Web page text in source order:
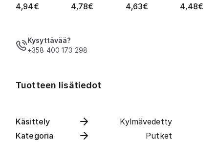
4,94€ 4,78€ 4,63€ 4,48€
Kysyttävää?
+358 400 173 298
Tuotteen lisätiedot
Käsittely
Kylmävedetty
Kategoria
Putket